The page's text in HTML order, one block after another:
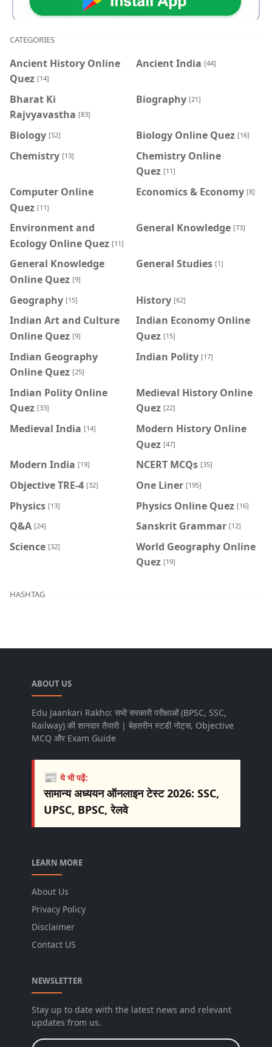
CATEGORIES
Ancient History Online
Quez [14]
Ancient India [44]
Bharat Ki
Rajvyavastha [83]
Biography [21]
Biology [52] Biology Online Quez [16]
Chemistry [13]
Chemistry Online
Quez [11]
Computer Online
Quez [11]
Economics & Economy [8]
Environment and
Ecology Online Quez [11]
General Knowledge [73]
General Knowledge
Online Quez [9]
General Studies [1]
Geography [15] History [62]
Indian Art and Culture
Online Quez [9]
Indian Economy Online
Quez [15]
Indian Geography
Online Quez [25]
Indian Polity [17]
Indian Polity Online
Quez [33]
Medieval History Online
Quez [22]
Medieval India [14]
Modern History Online
Quez [47]
Modern India [19] NCERT MCQs [35]
Objective TRE-4 [32] One Liner [195]
Physics [13] Physics Online Quez [16]
Q&A [24] Sanskrit Grammar [12]
Science [32]
World Geography Online
Quez [19]
HASHTAG
ABOUT US
Edu Jaankari Rakho: सभी सरकारी परीक्षाओं (BPSC, SSC,
Railway) की शानदार तैयारी | बेहतरीन स्टडी नोट्स, Objective
MCQ और Exam Guide
📰ये भी पढ़ें:
सामान्य अध्ययन ऑनलाइन टेस्ट 2026: SSC,
UPSC, BPSC, रेलवे
LEARN MORE
About Us
Privacy Policy
Disclaimer
Contact US
NEWSLETTER
Stay up to date with the latest news and relevant
updates from us.